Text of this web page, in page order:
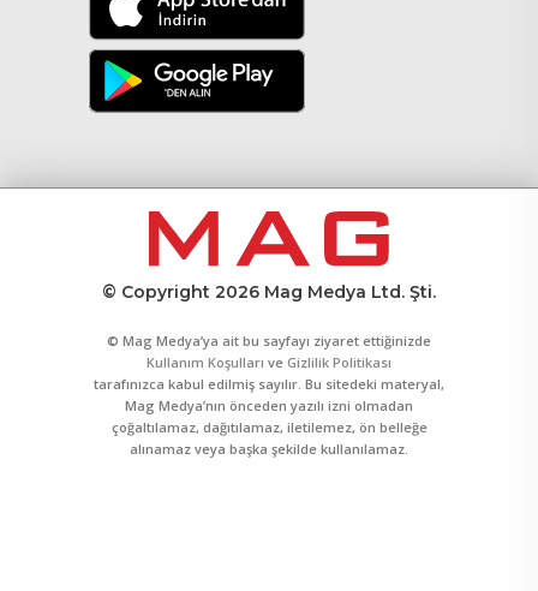
© Copyright 2026 Mag Medya Ltd. Şti.
© Mag Medya’ya ait bu sayfayı ziyaret ettiğinizde
Kullanım Koşulları ve Gizlilik Politikası
tarafınızca kabul edilmiş sayılır. Bu sitedeki materyal,
Mag Medya’nın önceden yazılı izni olmadan
çoğaltılamaz, dağıtılamaz, iletilemez, ön belleğe
alınamaz veya başka şekilde kullanılamaz.